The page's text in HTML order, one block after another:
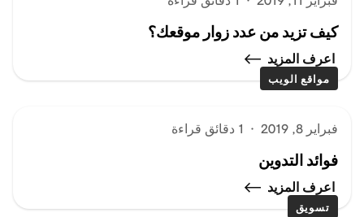
كيف تزيد من عدد زوار موقعك؟
اعرف المزيد
مواقع الويب
فبراير 8, 2019 · 1 دقائق قراءة
فوائد التدوين
اعرف المزيد
تسويق